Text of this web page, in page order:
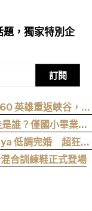
，獨家特別企
訂閱
英雄重返峽谷，阿
入
誰？僅國小畢業人
認識低調完婚 超狂細
合訓練鞋正式登場